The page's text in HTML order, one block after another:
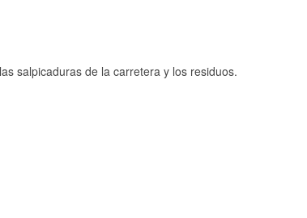
salpicaduras de la carretera y los residuos.